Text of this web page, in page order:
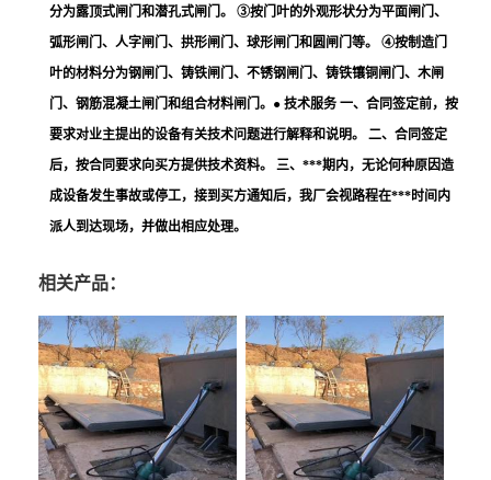
分为露顶式闸门和潜孔式闸门。 ③按门叶的外观形状分为平面闸门、
弧形闸门、人字闸门、拱形闸门、球形闸门和圆闸门等。 ④按制造门
叶的材料分为钢闸门、铸铁闸门、不锈钢闸门、铸铁镶铜闸门、木闸
门、钢筋混凝土闸门和组合材料闸门。● 技术服务 一、合同签定前，按
要求对业主提出的设备有关技术问题进行解释和说明。 二、合同签定
后，按合同要求向买方提供技术资料。 三、***期内，无论何种原因造
成设备发生事故或停工，接到买方通知后，我厂会视路程在***时间内
派人到达现场，并做出相应处理。
相关产品：